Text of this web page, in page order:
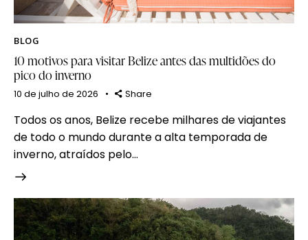
BLOG
10 motivos para visitar Belize antes das multidões do
pico do inverno
10 de julho de 2026 Share
Todos os anos, Belize recebe milhares de viajantes
de todo o mundo durante a alta temporada de
inverno, atraídos pelo…